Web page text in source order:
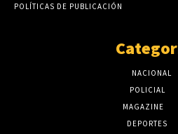
POLÍTICAS DE PUBLICACIÓN
NACIONAL
POLICIAL
MAGAZINE
DEPORTES